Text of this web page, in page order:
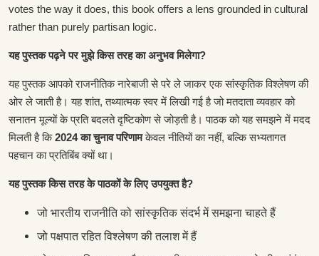
votes the way it does, this book offers a lens grounded in cultural
rather than purely partisan logic.
यह पुस्तक पढ़ने पर मुझे किस तरह का अनुभव मिलेगा?
यह पुस्तक आपको राजनीतिक नारेबाजी से परे ले जाकर एक सांस्कृतिक विश्लेषण की
ओर ले जाती है। यह शांत, तथ्यात्मक स्वर में लिखी गई है जो मतदाता व्यवहार को
सनातन मूल्यों के प्रति बदलते दृष्टिकोण से जोड़ती है। पाठक को यह समझने में मदद
मिलती है कि2024 का चुनाव परिणामकेवल नीतियों का नहीं, बल्कि सभ्यतागत
पहचान का प्रतिबिंब क्यों था।
यह पुस्तक किस तरह के पाठकों के लिए उपयुक्त है?
जो भारतीय राजनीति को सांस्कृतिक संदर्भ में समझना चाहते हैं
जो पक्षपात रहित विश्लेषण की तलाश में हैं